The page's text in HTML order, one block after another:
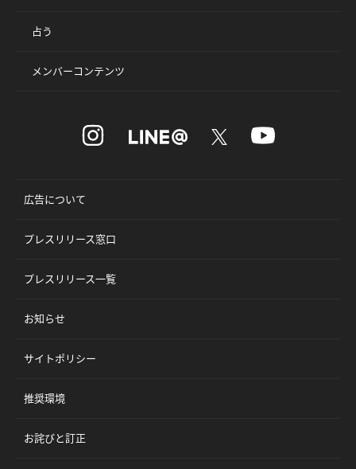
占う
メンバーコンテンツ
広告について
プレスリリース窓口
プレスリリース一覧
お知らせ
サイトポリシー
推奨環境
お詫びと訂正